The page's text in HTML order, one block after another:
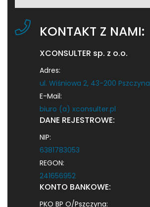
KONTAKT Z NAMI:
XCONSULTER sp. z o.o.
Adres:
ul. Wiśniowa 2, 43-200 Pszczyna
E-Mail:
biuro (a) xconsulter.pl
DANE REJESTROWE:
NIP:
6381783053
REGON:
241656952
KONTO BANKOWE:
PKO BP O/Pszczyna: